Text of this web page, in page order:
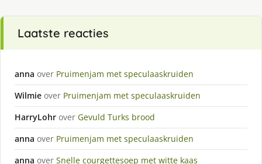
Laatste reacties
anna over Pruimenjam met speculaaskruiden
Wilmie over Pruimenjam met speculaaskruiden
HarryLohr over Gevuld Turks brood
anna over Pruimenjam met speculaaskruiden
anna over Snelle courgettesoep met witte kaas